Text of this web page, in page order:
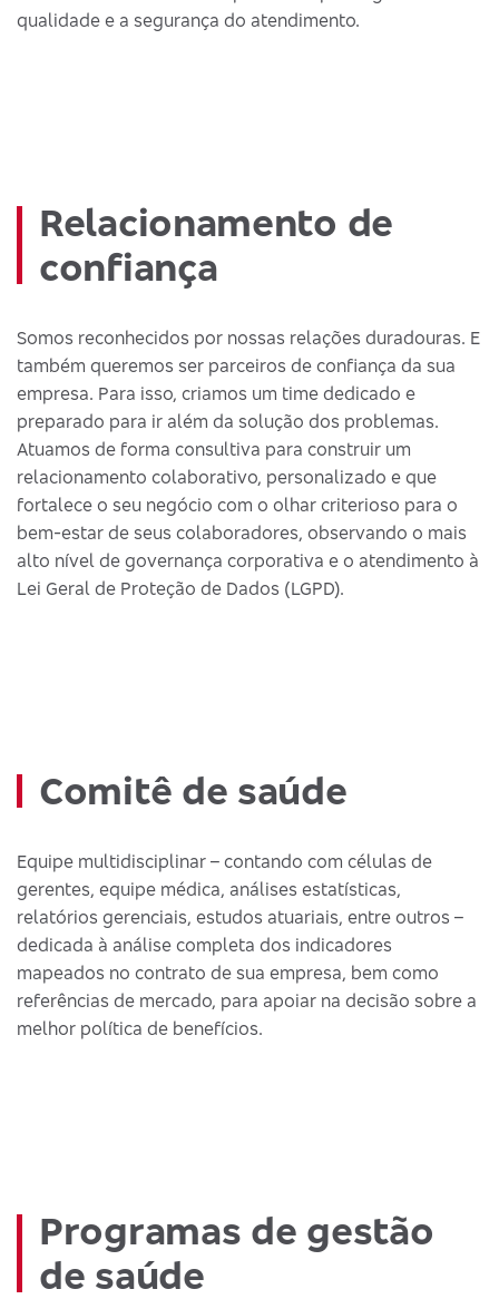
qualidade e a segurança do atendimento.
Relacionamento de
confiança
Somos reconhecidos por nossas relações duradouras. E
também queremos ser parceiros de confiança da sua
empresa. Para isso, criamos um time dedicado e
preparado para ir além da solução dos problemas.
Atuamos de forma consultiva para construir um
relacionamento colaborativo, personalizado e que
fortalece o seu negócio com o olhar criterioso para o
bem-estar de seus colaboradores, observando o mais
alto nível de governança corporativa e o atendimento à
Lei Geral de Proteção de Dados (LGPD).
Comitê de saúde
Equipe multidisciplinar – contando com células de
gerentes, equipe médica, análises estatísticas,
relatórios gerenciais, estudos atuariais, entre outros –
dedicada à análise completa dos indicadores
mapeados no contrato de sua empresa, bem como
referências de mercado, para apoiar na decisão sobre a
melhor política de benefícios.
Programas de gestão
de saúde